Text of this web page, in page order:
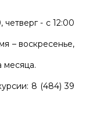
- с 12:00
– воскресенье,
месяца.
8 (484) 39